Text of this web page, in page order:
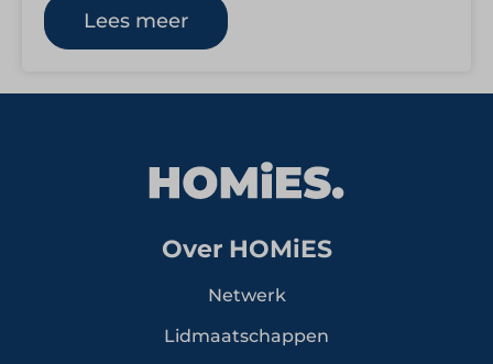
voedselsysteem…
Lees meer
Over HOMiES
Netwerk
Lidmaatschappen